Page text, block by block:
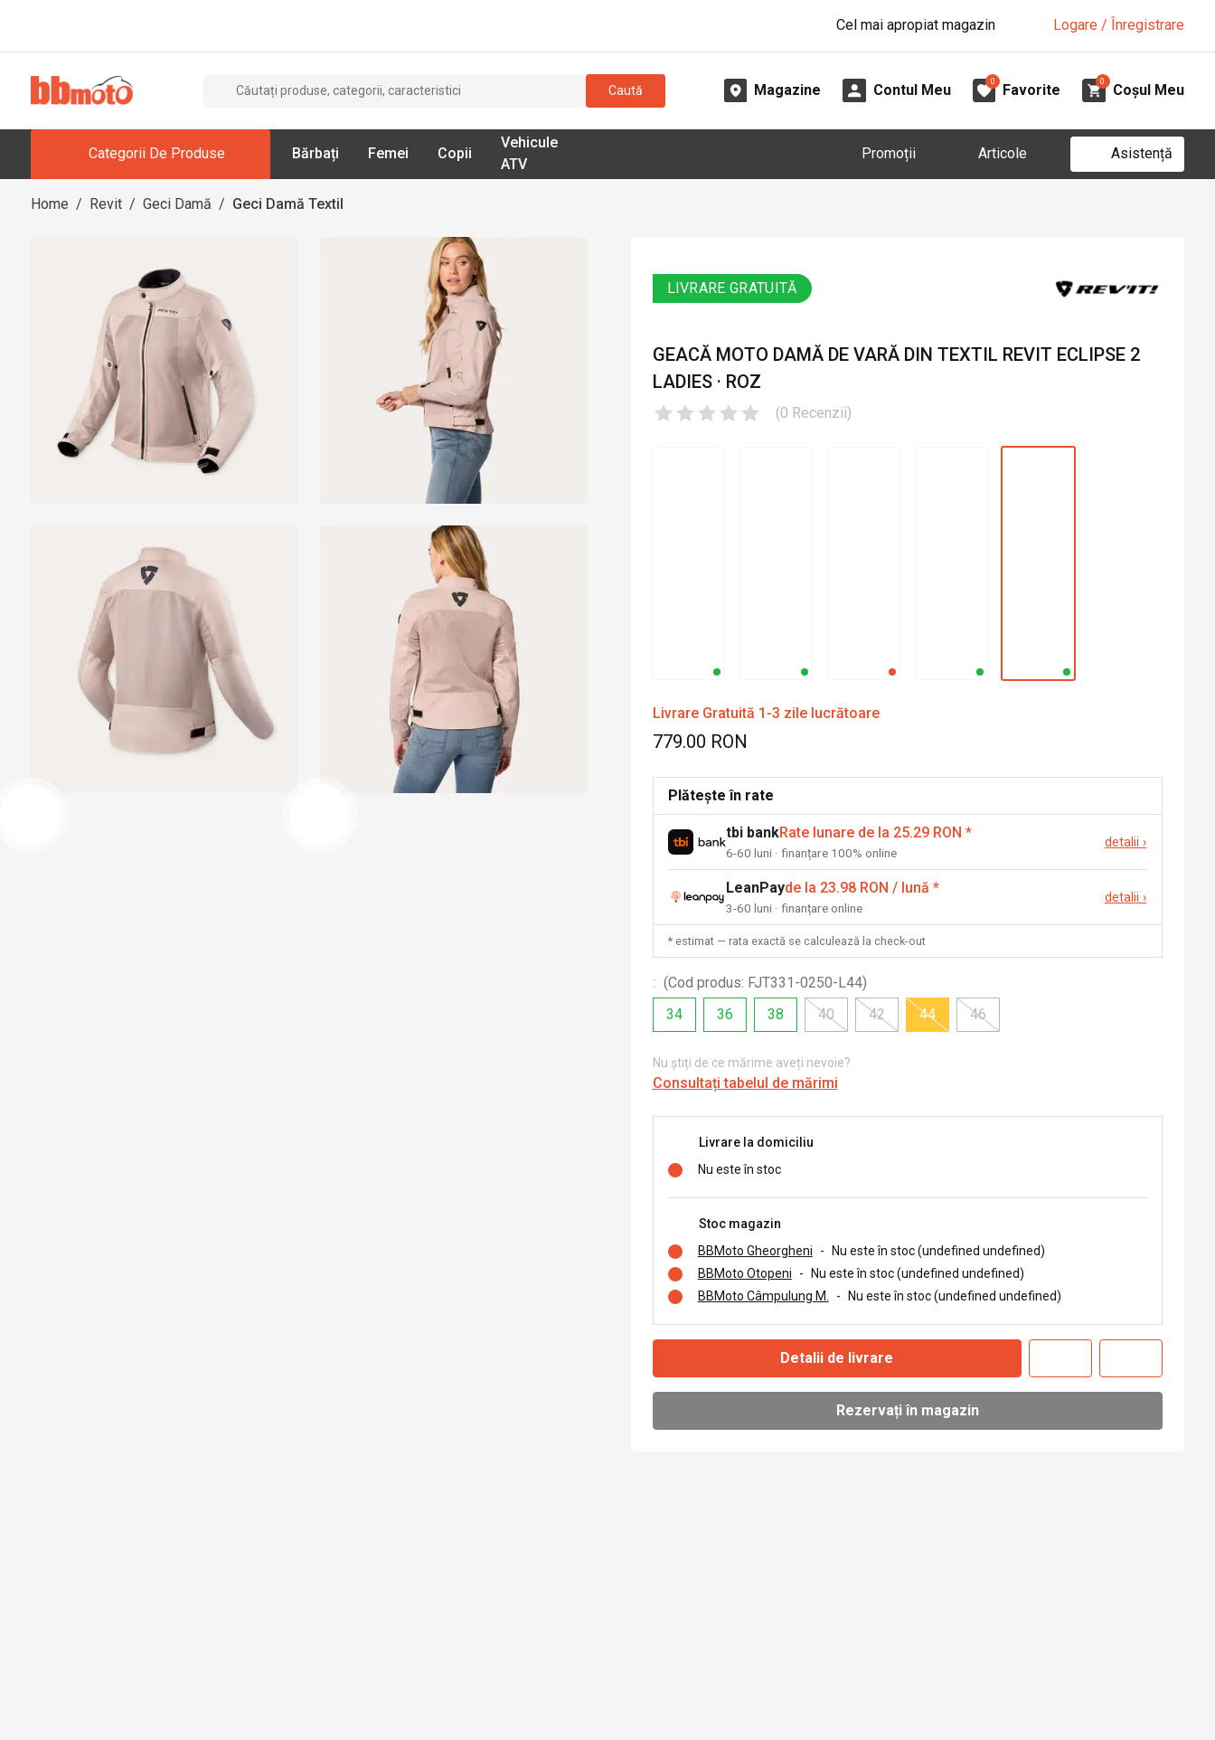
Cel mai apropiat magazin Logare / Înregistrare
Caută Magazine Contul Meu
0
Favorite
0
Coșul Meu
Categorii De Produse Bărbați Femei Copii
Vehicule
ATV
Promoții Articole Asistență
Home / Revit / Geci Damă / Geci Damă Textil
LIVRARE GRATUITĂ
GEACĂ MOTO DAMĂ DE VARĂ DIN TEXTIL REVIT ECLIPSE 2
LADIES · ROZ
(0 Recenzii)
Livrare Gratuită 1-3 zile lucrătoare
779.00 RON
Plătește în rate
tbi bankRate lunare de la 25.29 RON *
6-60 luni · finanțare 100% online
detalii ›
LeanPayde la 23.98 RON / lună *
3-60 luni · finanțare online
detalii ›
* estimat — rata exactă se calculează la check-out
: (Cod produs: FJT331-0250-L44)
34
36 38 40 42 44 46
Nu știți de ce mărime aveți nevoie?
Consultați tabelul de mărimi
Livrare la domiciliu
Nu este în stoc
Stoc magazin
BBMoto Gheorgheni
-
Nu este în stoc (undefined undefined)
BBMoto Otopeni
-
Nu este în stoc (undefined undefined)
BBMoto Câmpulung M.
- Nu este în stoc (undefined undefined)
Detalii de livrare
Rezervați în magazin